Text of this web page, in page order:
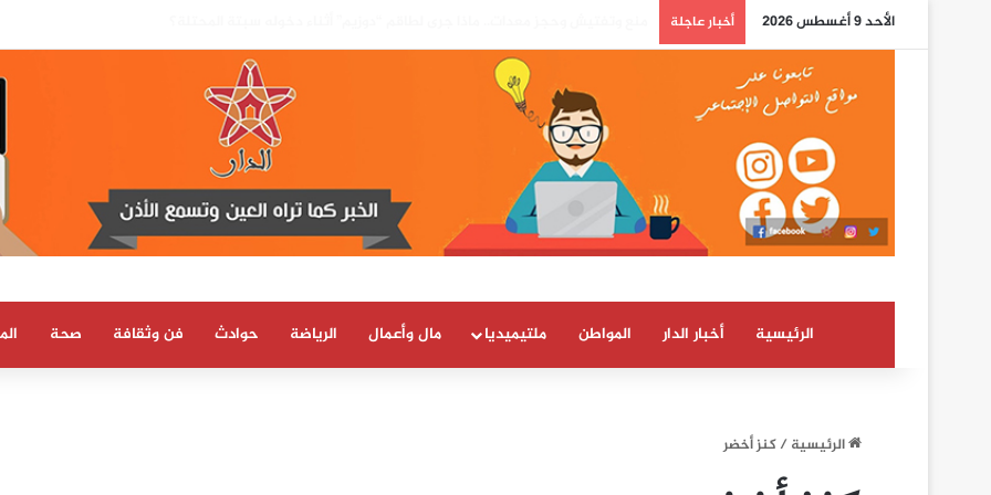
الأحد 9 أغسطس 2026 أخبار عاجلة
الرئيسية أخبار الدار المواطن ملتيميديا مال وأعمال الرياضة حوادث فن وثقافة صحة
الرئيسية/كنز أخضر